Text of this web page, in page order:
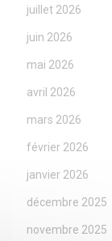
juillet 2026
juin 2026
mai 2026
avril 2026
mars 2026
février 2026
janvier 2026
décembre 2025
novembre 2025